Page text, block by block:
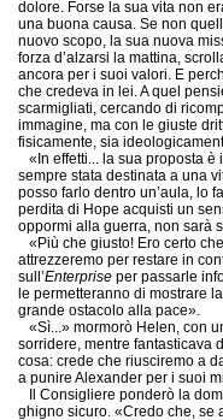
dolore. Forse la sua vita non
una buona causa. Se non
nuovo scopo, la sua nuova
forza d’alzarsi la mattina,
ancora per i suoi valori. E
che credeva in lei. A quel
scarmigliati, cercando di
immagine, ma con le giuste
fisicamente, sia
«In effetti... la sua proposta è
sempre stata destinata a una
posso farlo dentro un’aula, lo
perdita di Hope acquisti un
oppormi alla guerra, non sarà
«Più che giusto! Ero certo
attrezzeremo per restare in
sull’Enterprise per passarle
le permetteranno di mostrare
grande ostacolo alla pace».
«Sì...» mormorò Helen, con
sorridere, mentre fantasticava
cosa: crede che riusciremo a
a punire Alexander per i suoi
Il Consigliere ponderò la
ghigno sicuro. «Credo che, se